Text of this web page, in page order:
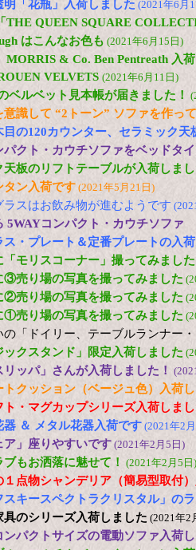
明「花瓶」入荷しました (2021年6月
THE QUEEN SQUARE
はこんなお色も (2021年6月15日)
& Co. Ben Pentreath 入
VELVETS (2021年6月11日)
ベルベット見本帳が届きました！
意識して “2トーン” ソファを作っ
目の120カウンター、セラミック天
パクト・カウチソファをベッドタ
天板のリフトテーブルが入荷しま
タン入荷です (2021年5月21日)
ラスはお飲み物が進むようです
5WAYコンパクト・カウチソファ
ス・プレート＆定番プレートの入
「モリスコーナー」撮ってみました
③売り場の写真を撮ってみました
②売り場の写真を撮ってみました
①売り場の写真を撮ってみました
の「ドイリー、テーブルランナー
ックスタンド」限定入荷しました
リッパ」さんが入荷しました！
トクッション（ベージュ色）入荷
ト・マグカップシリーズ入荷しま
器 ＆ メタル花器入荷です (2021年2
ア」座りやすいです (2021年2月5日)
ブもお洒落に魅せて！ (2021年2月5日)
１点物シャンデリア（簡易型取付
スキースペクトラクリスタル」の
具のシリーズ入荷しました (2021年2
ンパクトサイズの電動ソファ入荷